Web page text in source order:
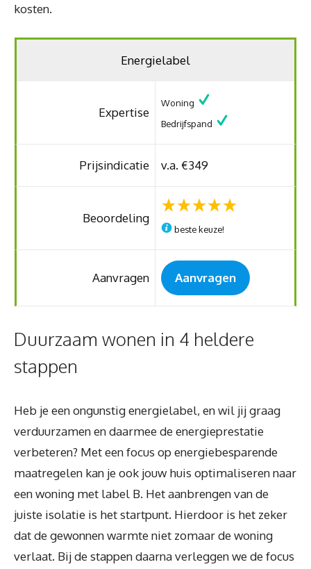
kosten.
Energielabel
Expertise
Woning
Bedrijfspand
Prijsindicatie v.a. €349
Beoordeling
beste keuze!
Aanvragen Aanvragen
Duurzaam wonen in 4 heldere
stappen
Heb je een ongunstig energielabel, en wil jij graag
verduurzamen en daarmee de energieprestatie
verbeteren? Met een focus op energiebesparende
maatregelen kan je ook jouw huis optimaliseren naar
een woning met label B. Het aanbrengen van de
juiste isolatie is het startpunt. Hierdoor is het zeker
dat de gewonnen warmte niet zomaar de woning
verlaat. Bij de stappen daarna verleggen we de focus